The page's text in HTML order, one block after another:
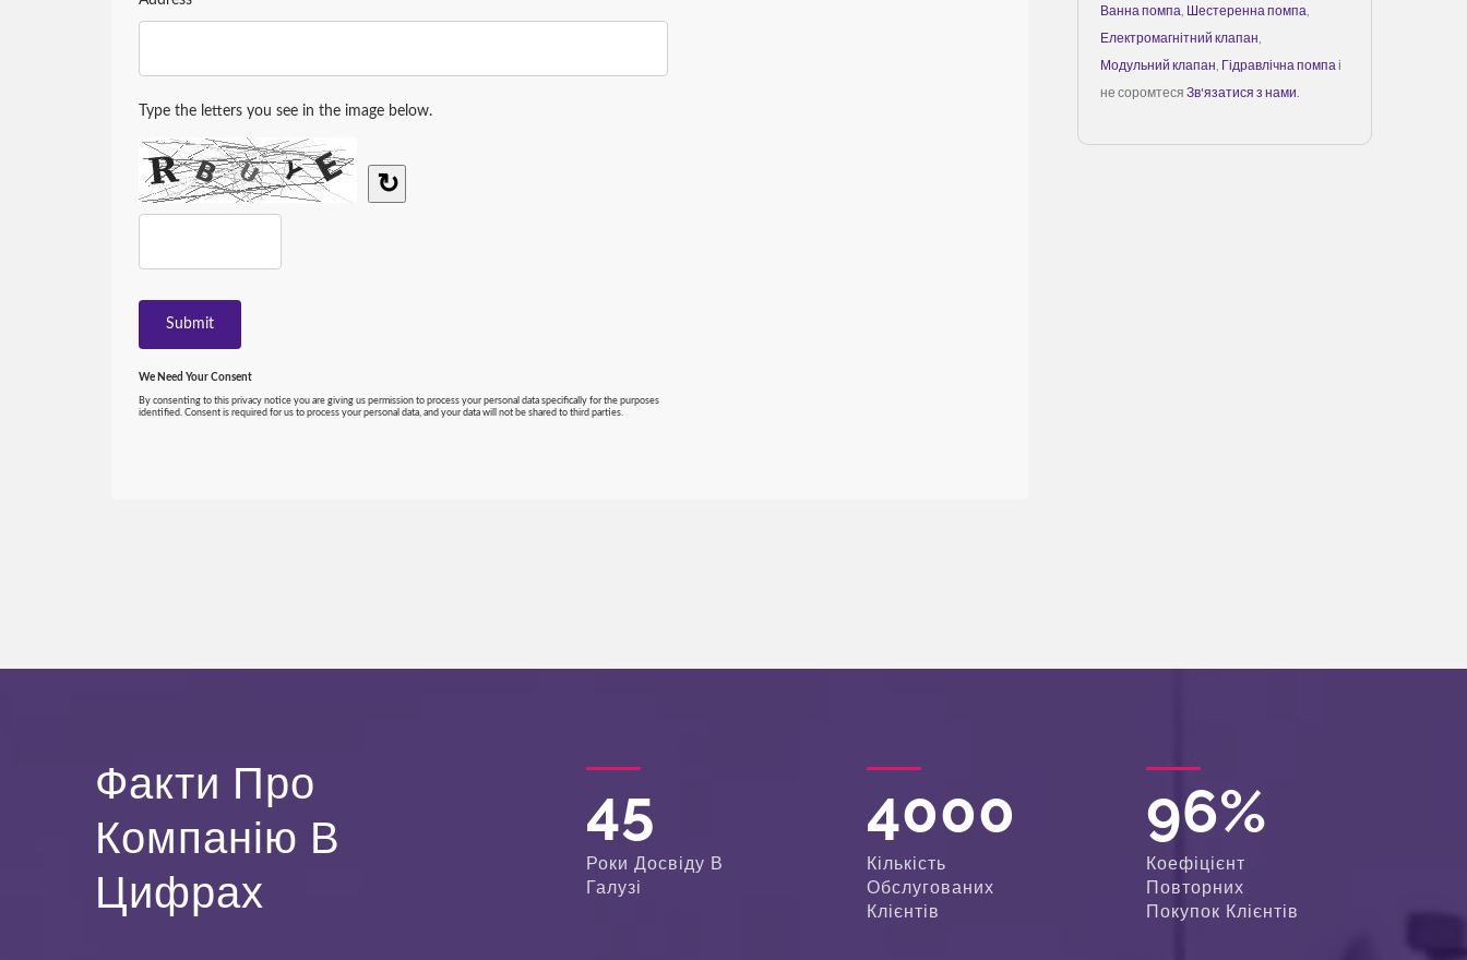
Ванна помпа Шестеренна помпа
Електромагнітний клапан
Модульний клапан Гідравлічна помпа і
не соромтеся Зв'язатися з нами
Факти Про
Компанію В
Цифрах
45
Роки Досвіду В
Галузі
4000
Кількість
Обслугованих
Клієнтів
96%
Коефіцієнт
Повторних
Покупок Клієнтів